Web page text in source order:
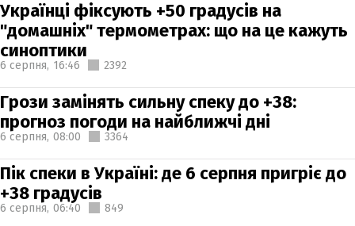
Українці фіксують +50 градусів на
"домашніх" термометрах: що на це кажуть
синоптики
6 серпня, 16:46 2392
Грози замінять сильну спеку до +38:
прогноз погоди на найближчі дні
6 серпня, 08:00 3364
Пік спеки в Україні: де 6 серпня пригріє до
+38 градусів
6 серпня, 06:40 849